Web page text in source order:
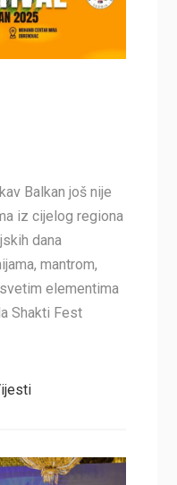
Balkan još nije
iz cijelog regiona
dana
mantrom,
elementima
Shakti Fest